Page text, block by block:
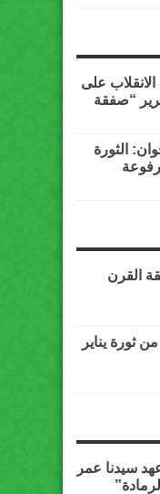
على
“صفقة
الثورة
القرن
سيدنا عمر